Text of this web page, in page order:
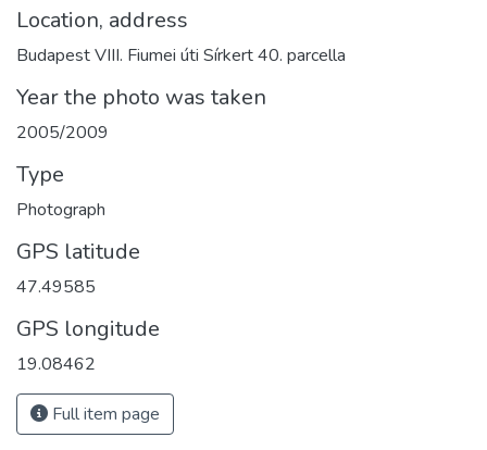
Location, address
Budapest VIII. Fiumei úti Sírkert 40. parcella
Year the photo was taken
2005/2009
Type
Photograph
GPS latitude
47.49585
GPS longitude
19.08462
Full item page